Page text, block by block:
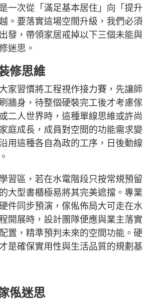
一次從「滿足基本居住」向「提升
。要落實這場空間升級，我們必須
發，帶領家居戒掉以下三個未能與
迷思。
修思維
家習慣將工程視作接力賽，先讓師
牆身，待整個硬裝完工後才考慮傢
二人世界時，這種單線思維或許尚
庭成長，成員對空間的功能需求變
用這種各自為政的工序，日後動線
習區，若在水電階段只按常規預留
大型書櫃極易將其完美遮擋。專業
件同步預演，傢俬佈局大可走在水
開展時，設計團隊便應與業主落實
置，精準預判未來的空間功能。硬
是確保實用性與生活品質的規劃基
俬迷思